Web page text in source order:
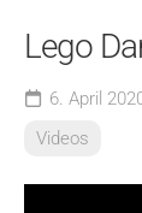
Lego
6. April
Videos